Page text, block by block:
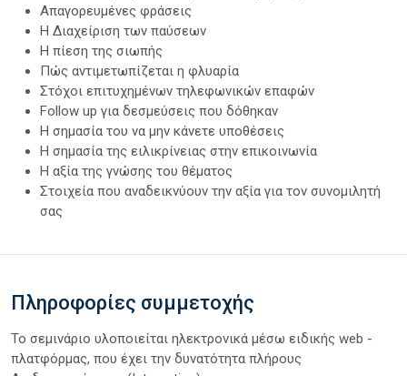
Απαγορευμένες φράσεις
Η Διαχείριση των παύσεων
Η πίεση της σιωπής
Πώς αντιμετωπίζεται η φλυαρία
Στόχοι επιτυχημένων τηλεφωνικών επαφών
Follow up για δεσμεύσεις που δόθηκαν
Η σημασία του να μην κάνετε υποθέσεις
Η σημασία της ειλικρίνειας στην επικοινωνία
Η αξία της γνώσης του θέματος
Στοιχεία που αναδεικνύουν την αξία για τον συνομιλητή
σας
Πληροφορίες συμμετοχής
Το σεμινάριο υλοποιείται ηλεκτρονικά μέσω ειδικής web -
πλατφόρμας, που έχει την δυνατότητα πλήρους